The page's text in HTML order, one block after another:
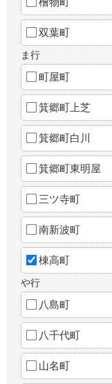
双葉町
ま行
町屋町
箕郷町上芝
箕郷町白川
箕郷町東明屋
三ツ寺町
南新波町
棟高町
や行
八島町
八千代町
山名町